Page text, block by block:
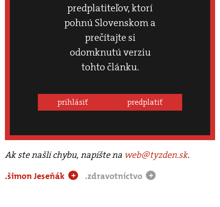
predplatiteľov, ktorí
pohnú Slovenskom a
prečítajte si
odomknutú verziu
tohto článku.
prihlásiť predplatiť
Ak ste našli chybu, napíšte na web@tyzden.sk.
.šimon Jeseňák
+ .zdravotníctvo +